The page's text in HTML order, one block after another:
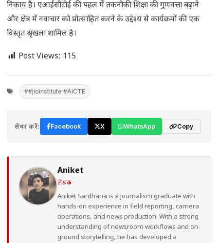
निकाय है। एआईसीटीई की पहल में तकनीकी शिक्षा की गुणवत्ता बढ़ाने
और क्षेत्र में नवाचार को प्रोत्साहित करने के उद्देश्य से कार्यक्रमों की एक
विस्तृत श्रृंखला शामिल है।
Post Views: 115
##jioinstitute #AICTE
शेयर करें: Facebook X WhatsApp Copy
Aniket
लेखक
Aniket Sardhana is a journalism graduate with
hands-on experience in field reporting, camera
operations, and news production. With a strong
understanding of newsroom workflows and on-
ground storytelling, he has developed a